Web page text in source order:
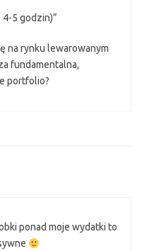
4-5 godzin)”
na rynku lewarowanym
fundamentalna,
portfolio?
ponad moje wydatki to